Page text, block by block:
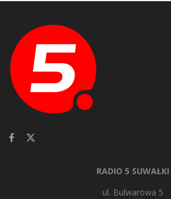
RADIO 5 SUWAŁKI
ul. Bulwarowa 5